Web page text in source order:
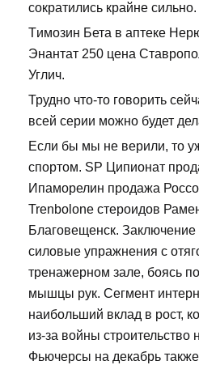
сократились крайне сильно.
Tимозин Бета в аптеке
Энантат 250 цена
Углич.
Трудно что-то говорить
всей серии можно будет
Если бы мы не верили, то
спортом. SP Ципионат
Ипаморелин продажа
Trenbolone стероидов
Благовещенск. Заключение
силовые упражнения с
тренажерном зале, боясь
мышцы рук. Сегмент
наибольший вклад в рост,
из-за войны
Фьючерсы на декабрь